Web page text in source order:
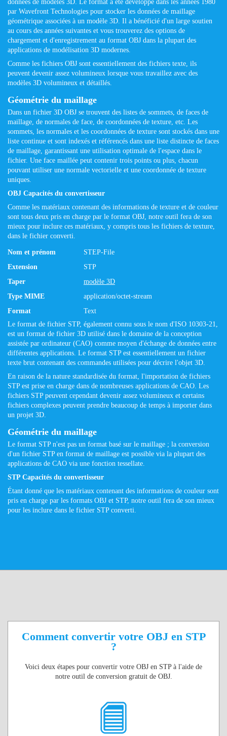
données de modèles 3D. Le format a été développé dans les années 1980
par Wavefront Technologies pour stocker les données de maillage
géométrique associées à un modèle 3D. Il a bénéficié d'un large soutien
au cours des années suivantes et vous trouverez des options de
chargement et d'enregistrement au format OBJ dans la plupart des
applications de modélisation 3D modernes.
Comme les fichiers OBJ sont essentiellement des fichiers texte, ils
peuvent devenir assez volumineux lorsque vous travaillez avec des
modèles 3D volumineux et détaillés.
Géométrie du maillage
Dans un fichier 3D OBJ se trouvent des listes de sommets, de faces de
maillage, de normales de face, de coordonnées de texture, etc. Les
sommets, les normales et les coordonnées de texture sont stockés dans une
liste continue et sont indexés et référencés dans une liste distincte de faces
de maillage, garantissant une utilisation optimale de l'espace dans le
fichier. Une face maillée peut contenir trois points ou plus, chacun
pouvant utiliser une normale vectorielle et une coordonnée de texture
uniques.
OBJ Capacités du convertisseur
Comme les matériaux contenant des informations de texture et de couleur
sont tous deux pris en charge par le format OBJ, notre outil fera de son
mieux pour inclure ces matériaux, y compris tous les fichiers de texture,
dans le fichier converti.
Nom et prénom
STEP-File
Extension
STP
Taper
modèle 3D
Type MIME
application/octet-stream
Format
Text
Le format de fichier STP, également connu sous le nom d'ISO 10303-21,
est un format de fichier 3D utilisé dans le domaine de la conception
assistée par ordinateur (CAO) comme moyen d'échange de données entre
différentes applications. Le format STP est essentiellement un fichier
texte brut contenant des commandes utilisées pour décrire l'objet 3D.
En raison de la nature standardisée du format, l'importation de fichiers
STP est prise en charge dans de nombreuses applications de CAO. Les
fichiers STP peuvent cependant devenir assez volumineux et certains
fichiers complexes peuvent prendre beaucoup de temps à importer dans
un projet 3D.
Géométrie du maillage
Le format STP n'est pas un format basé sur le maillage ; la conversion
d'un fichier STP en format de maillage est possible via la plupart des
applications de CAO via une fonction tessellate.
STP Capacités du convertisseur
Étant donné que les matériaux contenant des informations de couleur sont
pris en charge par les formats OBJ et STP, notre outil fera de son mieux
pour les inclure dans le fichier STP converti.
Comment convertir votre OBJ en STP
?
Voici deux étapes pour convertir votre OBJ en STP à l'aide de
notre outil de conversion gratuit de OBJ.